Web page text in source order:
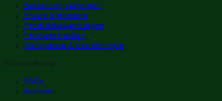
Bestellung verfolgen
Ersatz anfordern
Produktbewertungen
Problem melden
Rückgaben & Erstattungen
Kundendienst
FAQs
Kontakt